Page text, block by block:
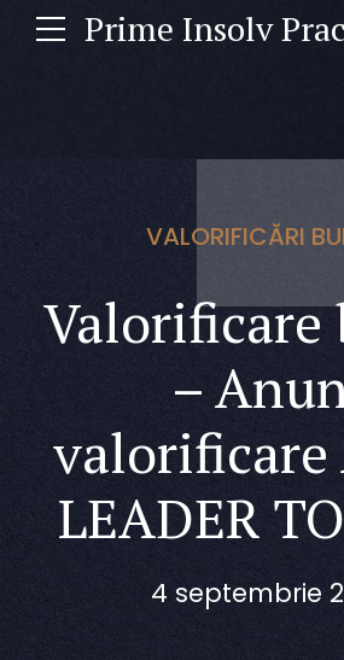
Prime Insolv
VALORIFICĂRI
Valorificare
–
valorificare
LEADER
4 septembrie